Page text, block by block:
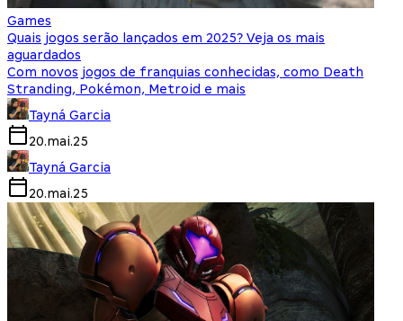
Games
Quais jogos serão lançados em 2025? Veja os mais
aguardados
Com novos jogos de franquias conhecidas, como Death
Stranding, Pokémon, Metroid e mais
Tayná Garcia
20.mai.25
Tayná Garcia
20.mai.25